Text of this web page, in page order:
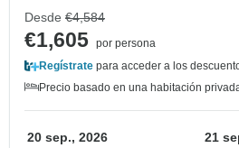
Desde €4,584
€1,605 por persona
Regístrate para acceder a los
Precio basado en una habitación
20 sep., 2026 21